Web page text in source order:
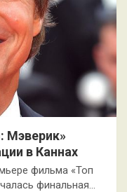
Мэверик»
в Каннах
фильма «Топ
финальная…